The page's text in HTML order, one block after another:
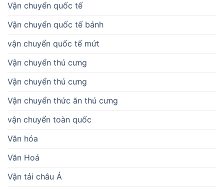
Vận chuyển quốc tế
Vận chuyển quốc tế bánh
vận chuyển quốc tế mứt
Vận chuyển thú cưng
Vận chuyển thú cưng
Vận chuyển thức ăn thú cưng
vận chuyển toàn quốc
Văn hóa
Văn Hoá
Vận tải châu Á